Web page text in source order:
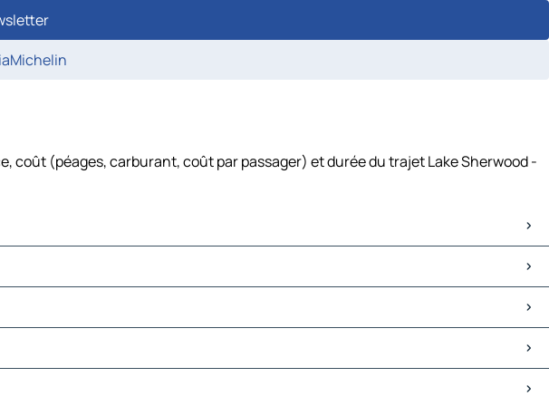
(péages, carburant, coût par passager) et durée du trajet Lake Sherwood -